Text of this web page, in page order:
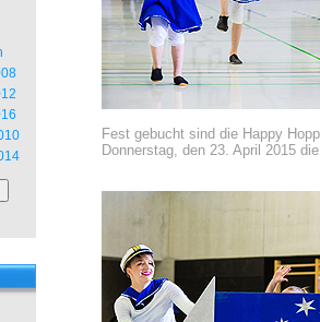
Fest gebucht sind die Happy
Donnerstag, den 23. April 2015